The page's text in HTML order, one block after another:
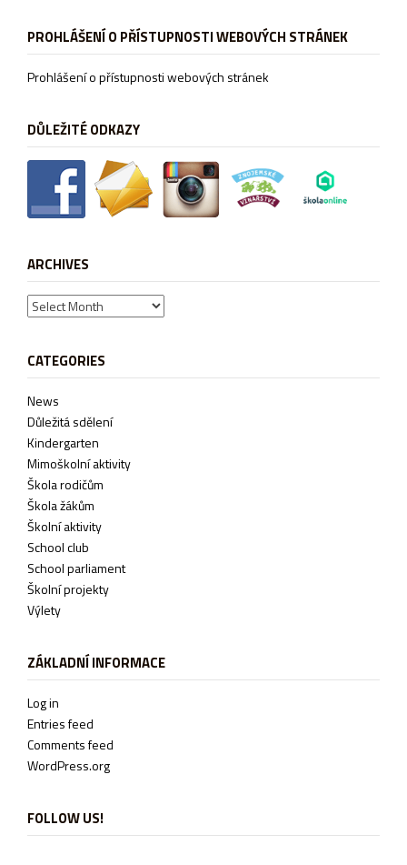
PROHLÁŠENÍ O PŘÍSTUPNOSTI WEBOVÝCH STRÁNEK
Prohlášení o přístupnosti webových stránek
DŮLEŽITÉ ODKAZY
ARCHIVES
Archives
CATEGORIES
News
Důležitá sdělení
Kindergarten
Mimoškolní aktivity
Škola rodičům
Škola žákům
Školní aktivity
School club
School parliament
Školní projekty
Výlety
ZÁKLADNÍ INFORMACE
Log in
Entries feed
Comments feed
WordPress.org
FOLLOW US!